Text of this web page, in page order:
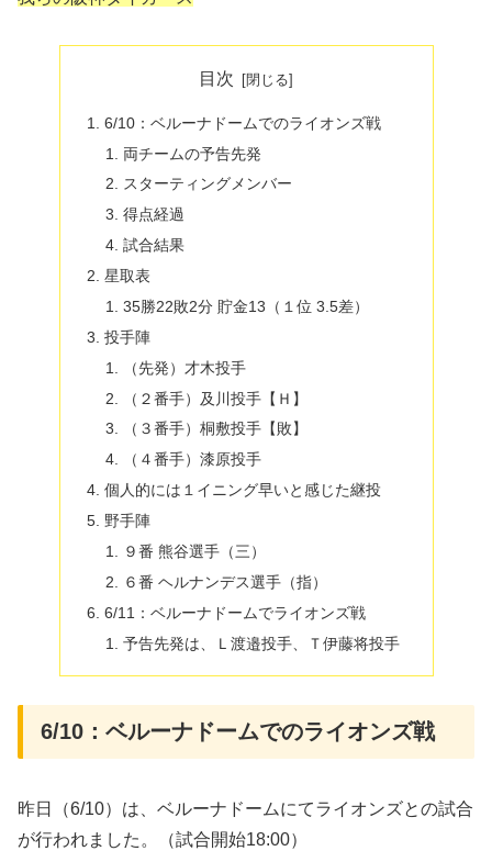
目次
6/10：ベルーナドームでのライオンズ戦
両チームの予告先発
スターティングメンバー
得点経過
試合結果
星取表
35勝22敗2分 貯金13（１位 3.5差）
投手陣
（先発）才木投手
（２番手）及川投手【Ｈ】
（３番手）桐敷投手【敗】
（４番手）漆原投手
個人的には１イニング早いと感じた継投
野手陣
９番 熊谷選手（三）
６番 ヘルナンデス選手（指）
6/11：ベルーナドームでライオンズ戦
予告先発は、Ｌ渡邉投手、Ｔ伊藤将投手
6/10：ベルーナドームでのライオンズ戦
昨日（6/10）は、ベルーナドームにてライオンズとの試合
が行われました。（試合開始18:00）